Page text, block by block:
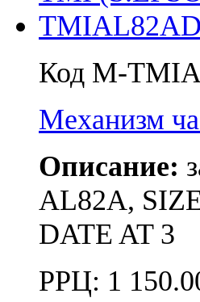
Код M-
Механизм
Описание:
AL82A,
DATE AT 3
РРЦ: 1